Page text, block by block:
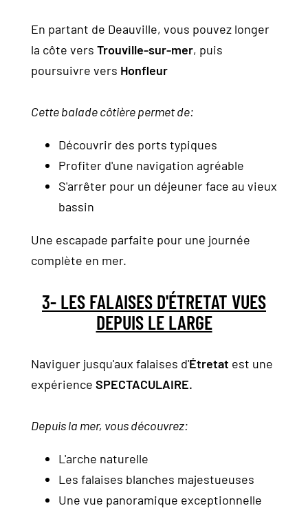
En partant de Deauville, vous pouvez longer
la côte vers Trouville-sur-mer, puis
poursuivre vers Honfleur
Cette balade côtière permet de:
Découvrir des ports typiques
Profiter d'une navigation agréable
S'arrêter pour un déjeuner face au vieux
bassin
Une escapade parfaite pour une journée
complète en mer.
3- LES FALAISES D'ÉTRETAT VUES
DEPUIS LE LARGE
Naviguer jusqu'aux falaises d'Étretat est une
expérience SPECTACULAIRE.
Depuis la mer, vous découvrez:
L'arche naturelle
Les falaises blanches majestueuses
Une vue panoramique exceptionnelle